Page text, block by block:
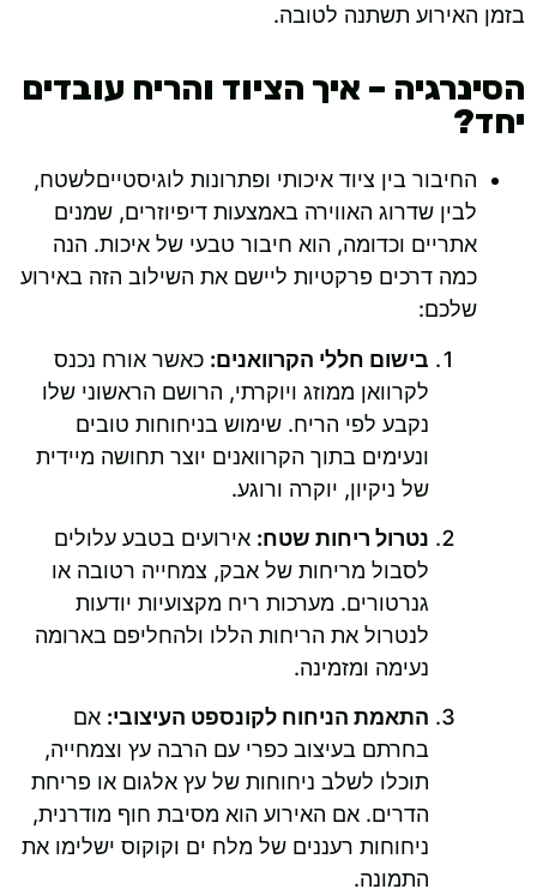
בזמן האירוע תשתנה לטובה.
הסינרגיה – איך הציוד והריח עובדים
יחד?
החיבור בין ציוד איכותי ופתרונות לוגיסטייםלשטח,
לבין שדרוג האווירה באמצעות דיפיוזרים, שמנים
אתריים וכדומה, הוא חיבור טבעי של איכות. הנה
כמה דרכים פרקטיות ליישם את השילוב הזה באירוע
שלכם:
בישום חללי הקרוואנים: כאשר אורח נכנס
לקרוואן ממוזג ויוקרתי, הרושם הראשוני שלו
נקבע לפי הריח. שימוש בניחוחות טובים
ונעימים בתוך הקרוואנים יוצר תחושה מיידית
של ניקיון, יוקרה ורוגע.
נטרול ריחות שטח: אירועים בטבע עלולים
לסבול מריחות של אבק, צמחייה רטובה או
גנרטורים. מערכות ריח מקצועיות יודעות
לנטרול את הריחות הללו ולהחליפם בארומה
נעימה ומזמינה.
התאמת הניחוח לקונספט העיצובי: אם
בחרתם בעיצוב כפרי עם הרבה עץ וצמחייה,
תוכלו לשלב ניחוחות של עץ אלגום או פריחת
הדרים. אם האירוע הוא מסיבת חוף מודרנית,
ניחוחות רעננים של מלח ים וקוקוס ישלימו את
התמונה.